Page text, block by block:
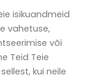
isikuandmeid
vahetuse,
või
Teid Teie
kui neile